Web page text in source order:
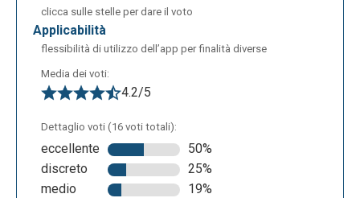
clicca sulle stelle per dare il voto
applicabilità
flessibilità di utilizzo dell’app per finalità diverse
Media dei voti:
4.2/5
Dettaglio voti (16 voti totali):
eccellente
50%
discreto
25%
medio
19%